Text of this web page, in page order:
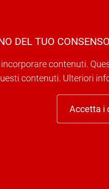
DEL TUO
contenuti.
contenuti. Ulteriori
Accetta i